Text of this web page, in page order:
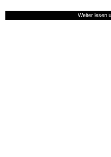
Weiter lesen